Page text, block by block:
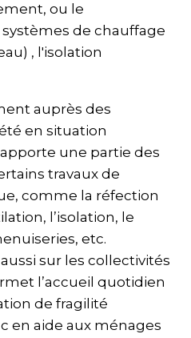
ou le
de chauffage
, l'isolation
auprès des
en situation
une partie des
travaux de
comme la réfection
l’isolation, le
etc.
sur les collectivités
l’accueil quotidien
de fragilité
en aide aux ménages